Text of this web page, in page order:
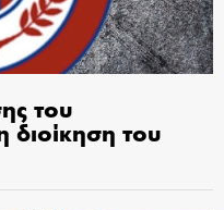
του
διοίκηση του